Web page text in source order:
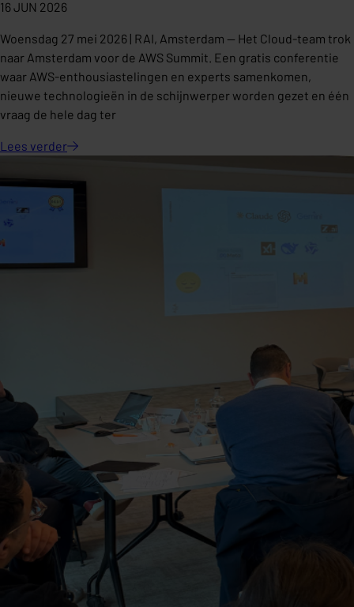
16 JUN 2026
Woensdag 27 mei 2026 | RAI, Amsterdam — Het Cloud-team trok
naar Amsterdam voor de AWS Summit. Een gratis conferentie
waar AWS-enthousiastelingen en experts samenkomen,
nieuwe technologieën in de schijnwerper worden gezet en één
vraag de hele dag ter
Lees verder